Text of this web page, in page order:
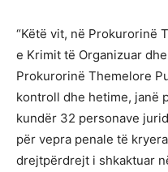
“Këtë vit, në Prokurorinë
e Krimit të Organizuar
Prokurorinë Themelore
kontroll dhe hetime, janë
kundër 32 personave
për vepra penale të
drejtpërdrejt i shkaktuar